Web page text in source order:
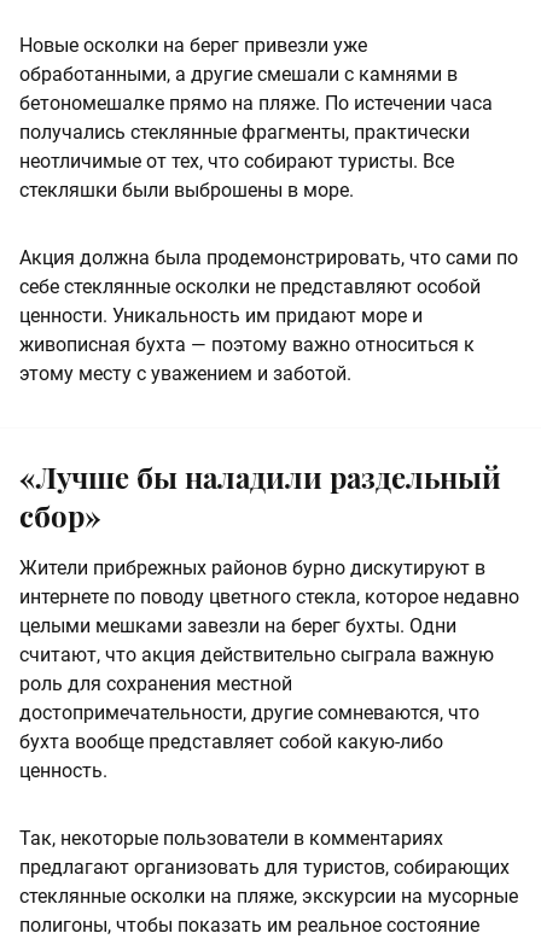
Новые осколки на берег привезли уже
обработанными, а другие смешали с камнями в
бетономешалке прямо на пляже. По истечении часа
получались стеклянные фрагменты, практически
неотличимые от тех, что собирают туристы. Все
стекляшки были выброшены в море.
Акция должна была продемонстрировать, что сами по
себе стеклянные осколки не представляют особой
ценности. Уникальность им придают море и
живописная бухта — поэтому важно относиться к
этому месту с уважением и заботой.
«Лучше бы наладили раздельный
сбор»
Жители прибрежных районов бурно дискутируют в
интернете по поводу цветного стекла, которое недавно
целыми мешками завезли на берег бухты. Одни
считают, что акция действительно сыграла важную
роль для сохранения местной
достопримечательности, другие сомневаются, что
бухта вообще представляет собой какую-либо
ценность.
Так, некоторые пользователи в комментариях
предлагают организовать для туристов, собирающих
стеклянные осколки на пляже, экскурсии на мусорные
полигоны, чтобы показать им реальное состояние